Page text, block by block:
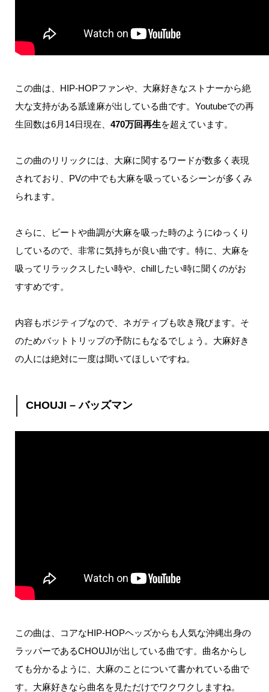
この曲は、 HIP-HOPファンや、大麻好きなストナーから絶
大な支持がある舐達麻が出している曲です。 Youtubeでの再
生回数は6月14日現在、 470万回再生を超えています。
この曲のリリックには、大麻に関するワードが数多く表現
されており、 PVの中でも大麻を吸っているシーンが多くみ
られます。
さらに、ビートや曲調が大麻を吸った時のようにゆっくり
しているので、非常に気持ちが良い曲です。 特に、大麻を
吸ってリラックスしたい時や、 chillしたい時に聞くのがお
すすめです。
内容もポジティブなので、ネガティブも吹き飛びます。そ
のためバットトリップの予防にもなるでしょう。 大麻好き
の人には絶対に一度は聞いてほしいですね。
CHOUJI – バッズマン
この曲は、コアなHIP-HOPヘッズからも人気な沖縄出身の
ラッパーであるCHOUJIが出している曲です。 曲名からし
ても分かるように、大麻のことについて書かれている曲で
す。大麻好きなら曲名を見ただけでワクワクしますね。